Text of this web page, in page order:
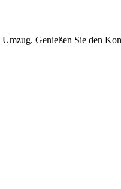
Genießen Sie den